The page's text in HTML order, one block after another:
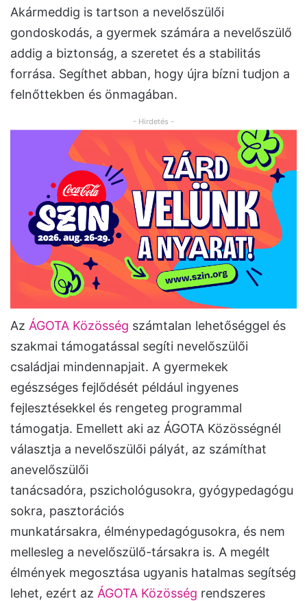
Akármeddig is tartson a nevelőszülői
gondoskodás, a gyermek számára a nevelőszülő
addig a biztonság, a szeretet és a stabilitás
forrása. Segíthet abban, hogy újra bízni tudjon a
felnőttekben és önmagában.
- Hirdetés -
Az ÁGOTA Közösség számtalan lehetőséggel és
szakmai támogatással segíti nevelőszülői
családjai mindennapjait. A gyermekek
egészséges fejlődését például ingyenes
fejlesztésekkel és rengeteg programmal
támogatja. Emellett aki az ÁGOTA Közösségnél
választja a nevelőszülői pályát, az számíthat
anevelőszülői
tanácsadóra, pszichológusokra, gyógypedagógu
sokra, pasztorációs
munkatársakra, élménypedagógusokra, és nem
mellesleg a nevelőszülő-társakra is. A megélt
élmények megosztása ugyanis hatalmas segítség
lehet, ezért az ÁGOTA Közösség rendszeres